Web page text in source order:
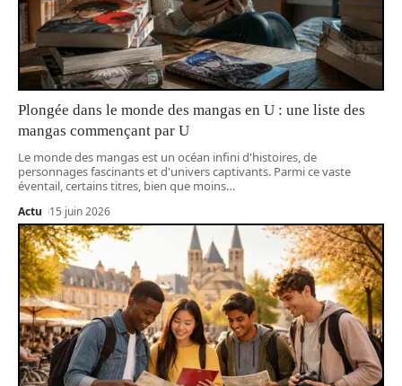
Plongée dans le monde des mangas en U : une liste des
mangas commençant par U
Le monde des mangas est un océan infini d'histoires, de
personnages fascinants et d'univers captivants. Parmi ce vaste
éventail, certains titres, bien que moins…
Actu 15 juin 2026